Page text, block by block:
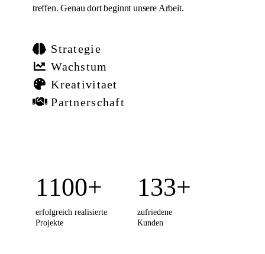
treffen. Genau dort beginnt unsere Arbeit.
Strategie
Wachstum
Kreativitaet
Partnerschaft
1100
erfolgreich realisierte
Projekte
135
zufriedene
Kunden